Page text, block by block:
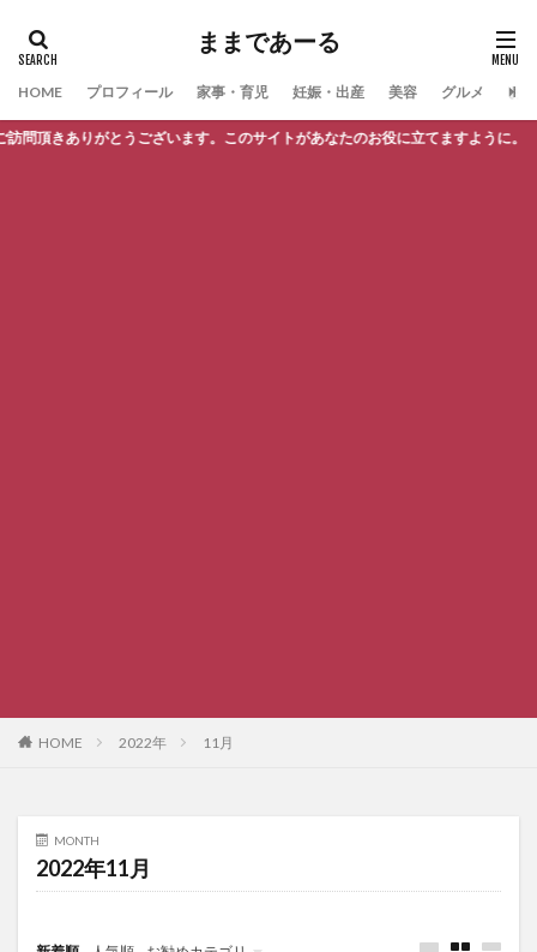
ままであーる
HOME プロフィール 家事・育児 妊娠・出産 美容 グルメ お
頂きありがとうございます。このサイトがあなたのお役に立てますように。
HOME 2022年 11月
MONTH
2022年11月